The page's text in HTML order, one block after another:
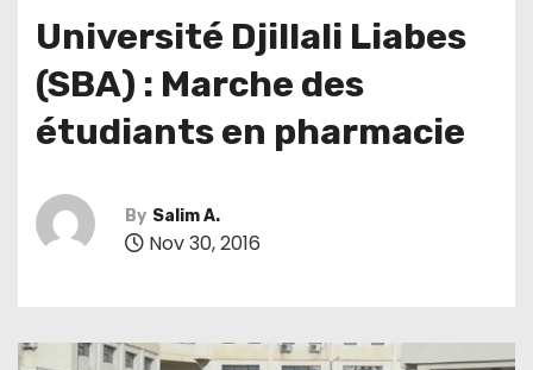
Université Djillali Liabes
(SBA) : Marche des
étudiants en pharmacie
By Salim A.
Nov 30, 2016